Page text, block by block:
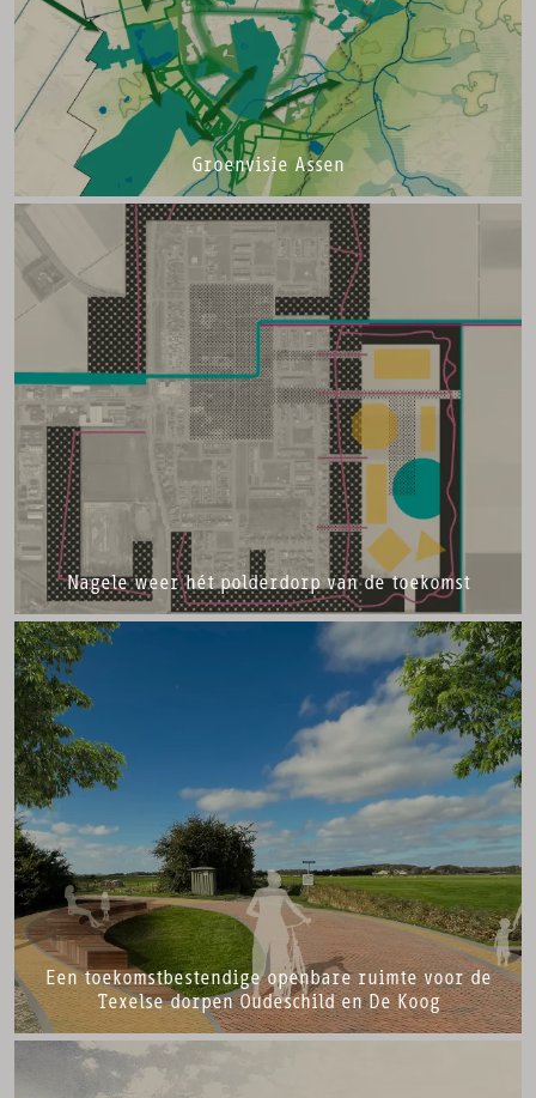
Groenvisie Assen
Nagele weer hét polderdorp van de toekomst
Een toekomstbestendige openbare ruimte voor de
Texelse dorpen Oudeschild en De Koog